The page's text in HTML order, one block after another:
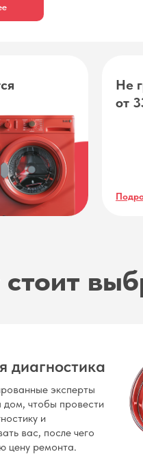
Не
от
диагностика
эксперты
дом, чтобы провести
и
вас, после чего
цену ремонта.